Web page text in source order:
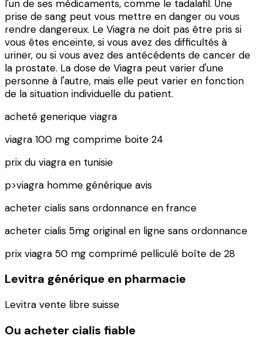
l'un de ses médicaments, comme le tadalafil. Une
prise de sang peut vous mettre en danger ou vous
rendre dangereux. Le Viagra ne doit pas être pris si
vous êtes enceinte, si vous avez des difficultés à
uriner, ou si vous avez des antécédents de cancer de
la prostate. La dose de Viagra peut varier d'une
personne à l'autre, mais elle peut varier en fonction
de la situation individuelle du patient.
acheté generique viagra
viagra 100 mg comprime boite 24
prix du viagra en tunisie
p>viagra homme générique avis
acheter cialis sans ordonnance en france
acheter cialis 5mg original en ligne sans ordonnance
prix viagra 50 mg comprimé pelliculé boîte de 28
Levitra générique en pharmacie
Levitra vente libre suisse
Ou acheter cialis fiable